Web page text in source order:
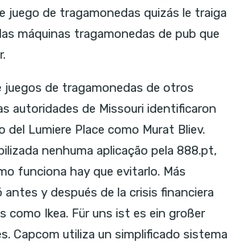
juego de tragamonedas quizás le traiga
máquinas tragamonedas de pub que
de tragamonedas de otros
autoridades de Missouri identificaron
del Lumiere Place como Murat Bliev.
nenhuma aplicação pela 888.pt,
funciona hay que evitarlo. Más
y después de la crisis financiera
como Ikea. Für uns ist es ein großer
Capcom utiliza un simplificado sistema